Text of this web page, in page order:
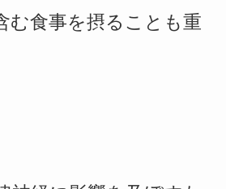
む食事を摂ることも重